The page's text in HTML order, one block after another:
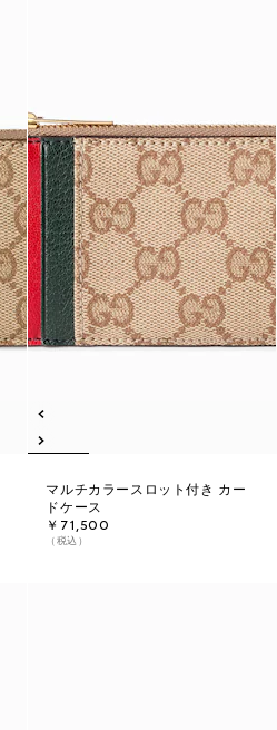
マルチカラースロット付き カー
ドケース
￥71,500
（税込）